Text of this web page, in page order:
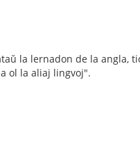
la lernadon de la angla,
ol la aliaj lingvoj".